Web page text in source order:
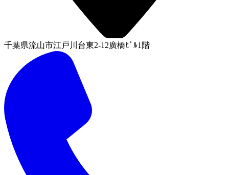
千葉県流山市江戸川台東2-12廣橋ﾋﾞﾙ1階